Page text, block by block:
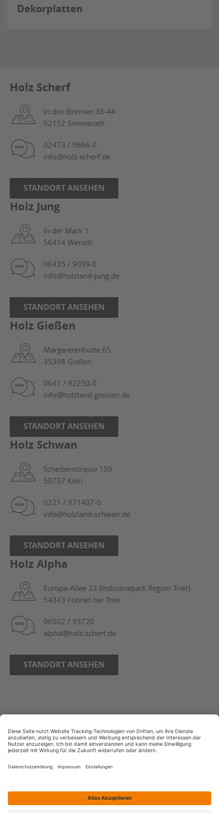
Dekorplatten
Holz Scherf
In den Bremen 38-44
52152 Simmerath
02473 / 9666-0
info@holz-scherf.de
STANDORT ANSEHEN
Holz Jung
In der Mark 1
56414 Weroth
06435 / 9099-0
info@holzland-jung.de
STANDORT ANSEHEN
Holz Gießen
Margaretenhütte 65
35398 Gießen
0641 / 92250-0
info@holzland-giessen.de
STANDORT ANSEHEN
Holz Schwan
Scheibenstrasse 159
50737 Köln
0221 / 971407-0
info@holzland-schwan.de
STANDORT ANSEHEN
Holz Alpha
Europa-Allee 23 (Industriepark Region Trier)
54343 Föhren bei Trier
06502 / 93720
alpha@holz-scherf.de
STANDORT ANSEHEN
AGB
Bildnachweise
Datenschutz
Impressum